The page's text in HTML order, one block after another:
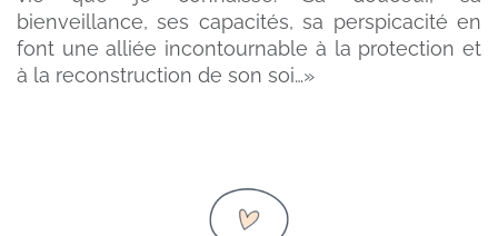
bienveillance, ses capacités, sa perspicacité en
font une alliée incontournable à la protection et
à la reconstruction de son soi…»